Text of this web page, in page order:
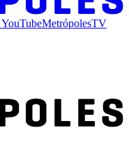
YouTubeMetrópolesTV